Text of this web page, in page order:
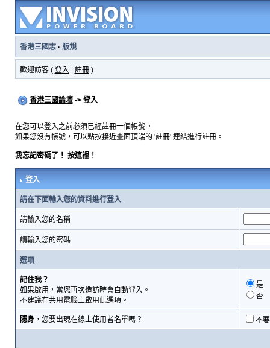
香港三國志· 版規
歡迎訪客 ( 登入 註冊)
香港三國論壇-> 登入
在您可以登入之前必須已經註冊一個帳號。
如果您沒有帳號，可以點按接近畫面頂端的 '註冊' 連結進行註冊。
我忘記密碼了！ 按這裡！
登入
請在下面輸入您的資料進行登入
請輸入您的名稱
請輸入您的密碼
選項
記住我？
如果啟用，當您再次造訪時會自動登入。
不建議在共用電腦上啟用此選項。
是
否
隱身，您要出現在線上使用者名單嗎？ 不